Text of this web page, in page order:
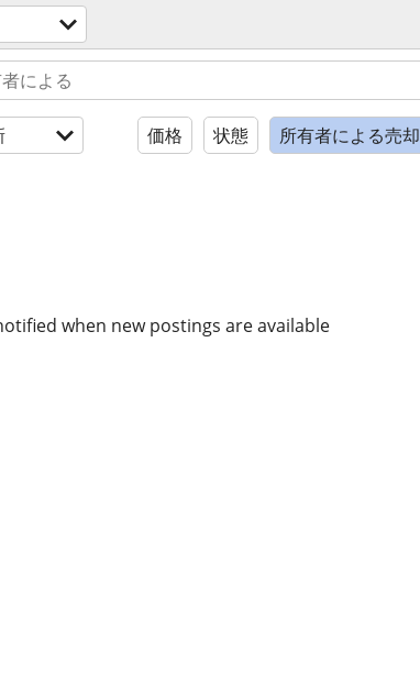
価格 状態 所有者による売却
when new postings are available